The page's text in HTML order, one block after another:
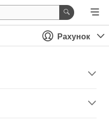
Рахунок